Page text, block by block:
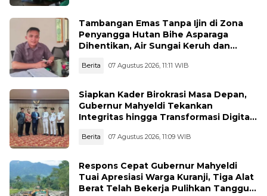
Tambangan Emas Tanpa Ijin di Zona
Penyangga Hutan Bihe Asparaga
Dihentikan, Air Sungai Keruh dan
Berita 07 Agustus 2026, 11:11 WIB
Siapkan Kader Birokrasi Masa Depan,
Gubernur Mahyeldi Tekankan
Integritas hingga Transformasi Digital
Berita 07 Agustus 2026, 11:09 WIB
Respons Cepat Gubernur Mahyeldi
Tuai Apresiasi Warga Kuranji, Tiga Alat
Berat Telah Bekerja Pulihkan Tanggul